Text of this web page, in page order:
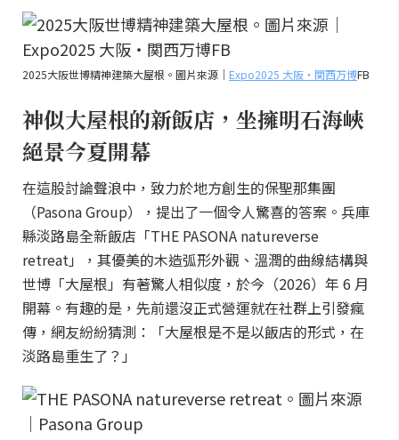
2025大阪世博精神建築大屋根。圖片來源｜ Expo2025 大阪・関西万博FB
神似大屋根的新飯店，坐擁明石海峽
絕景今夏開幕
在這股討論聲浪中，致力於地方創生的保聖那集團
（Pasona Group），提出了一個令人驚喜的答案。兵庫
縣淡路島全新飯店「THE PASONA natureverse
retreat」，其優美的木造弧形外觀、溫潤的曲線結構與
世博「大屋根」有著驚人相似度，於今（2026）年 6 月
開幕。有趣的是，先前還沒正式營運就在社群上引發瘋
傳，網友紛紛猜測：「大屋根是不是以飯店的形式，在
淡路島重生了？」